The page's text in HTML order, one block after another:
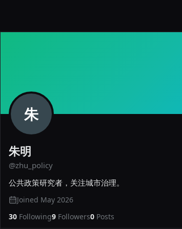
朱
朱明
@zhu_policy
公共政策研究者，关注城市治理。
Joined May 2026
30 Following9 Followers0 Posts